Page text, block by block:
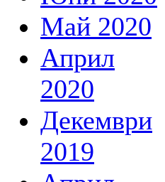
Май 2020
Април
2020
Декември
2019